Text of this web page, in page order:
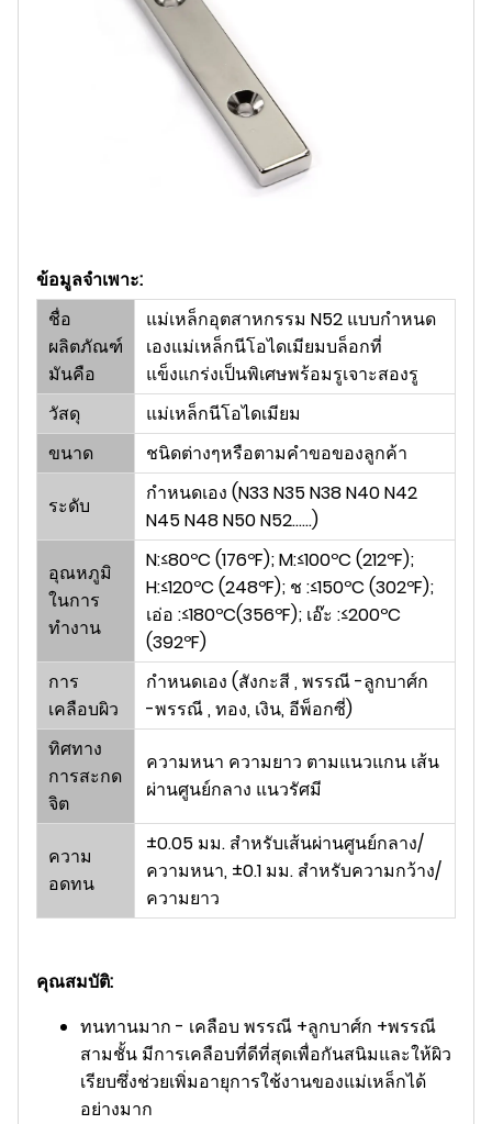
ข้อมูลจำเพาะ:
ชื่อ
ผลิตภัณฑ์
มันคือ
แม่เหล็กอุตสาหกรรม N52 แบบกำหนด
เองแม่เหล็กนีโอไดเมียมบล็อกที่
แข็งแกร่งเป็นพิเศษพร้อมรูเจาะสองรู
วัสดุ
แม่เหล็กนีโอไดเมียม
ขนาด
ชนิดต่างๆหรือตามคำขอของลูกค้า
ระดับ
กำหนดเอง (N33 N35 N38 N40 N42
N45 N48 N50 N52......)
อุณหภูมิ
ในการ
ทำงาน
N:≤80ºC (176ºF); M:≤100ºC (212ºF);
H:≤120ºC (248ºF); ช :≤150ºC (302ºF);
เอ่อ :≤180ºC(356ºF); เอ๊ะ :≤200ºC
(392ºF)
การ
เคลือบผิว
กำหนดเอง (สังกะสี , พรรณี -ลูกบาศ์ก
-พรรณี , ทอง, เงิน, อีพ็อกซี่)
ทิศทาง
การสะกด
จิต
ความหนา ความยาว ตามแนวแกน เส้น
ผ่านศูนย์กลาง แนวรัศมี
ความ
อดทน
±0.05 มม. สำหรับเส้นผ่านศูนย์กลาง/
ความหนา, ±0.1 มม. สำหรับความกว้าง/
ความยาว
คุณสมบัติ:
ทนทานมาก - เคลือบ พรรณี +ลูกบาศ์ก +พรรณี
สามชั้น มีการเคลือบที่ดีที่สุดเพื่อกันสนิมและให้ผิว
เรียบซึ่งช่วยเพิ่มอายุการใช้งานของแม่เหล็กได้
อย่างมาก